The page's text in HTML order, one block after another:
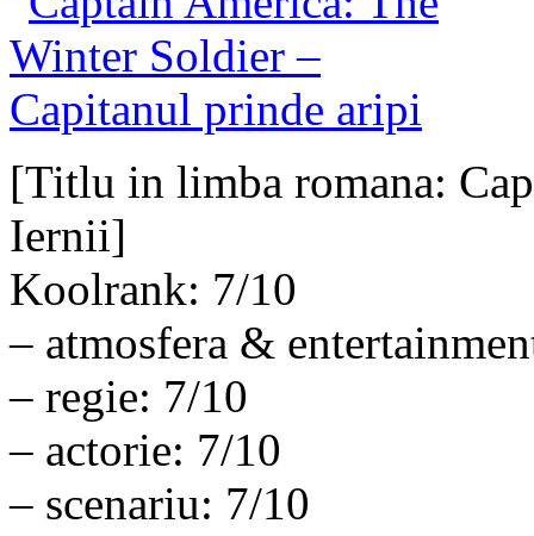
[Titlu in limba romana:
Iernii]
Koolrank: 7/10
– atmosfera &
– regie: 7/10
– actorie: 7/10
– scenariu: 7/10